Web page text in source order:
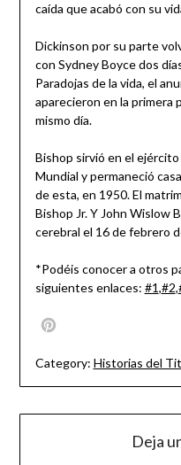
caída que acabó con su
Dickinson por su parte
con Sydney Boyce dos
Paradojas de la vida, el
aparecieron en la primera
mismo día.
Bishop sirvió en el
Mundial y permaneció
de esta, en 1950. El
Bishop Jr. Y John Wislow
cerebral el 16 de febrero
*Podéis conocer a otros
siguientes enlaces: #1,#2,
Category: Historias del
Deja